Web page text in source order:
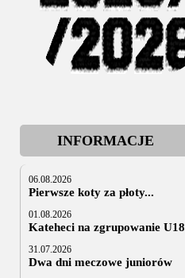
INFORMACJE
06.08.2026
Pierwsze koty za płoty...
01.08.2026
Kateheci na zgrupowanie U18
31.07.2026
Dwa dni meczowe juniorów